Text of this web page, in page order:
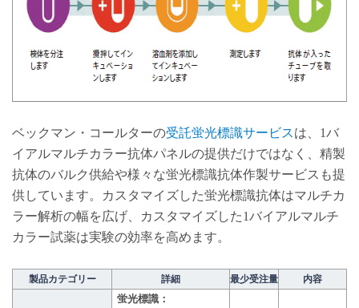
ベックマン・コールターの受託蛍光標識サービスは、1バ
イアルマルチカラー抗体パネルの提供だけではなく、精製
抗体のバルク供給や様々な蛍光標識抗体作製サービスも提
供しています。カスタマイズした蛍光標識抗体はマルチカ
ラー解析の幅を広げ、カスタマイズした1バイアルマルチ
カラー試薬は実験の効率を高めます。
製品カテゴリー 詳細 最少受注量 内容
蛍光標識：